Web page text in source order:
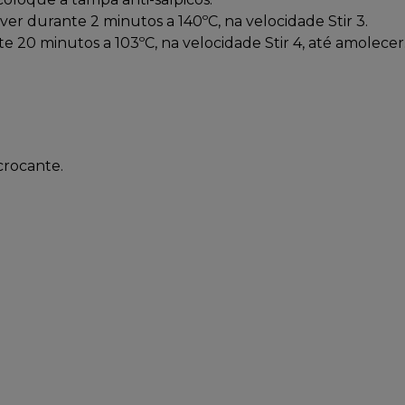
durante 2 minutos a 140ºC, na velocidade Stir 3.
20 minutos a 103ºC, na velocidade Stir 4, até